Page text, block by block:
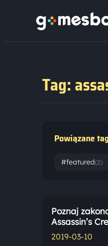
Tag:
Powiązane
#featured(2)
Poznaj
Assassin’s
2019-03-10